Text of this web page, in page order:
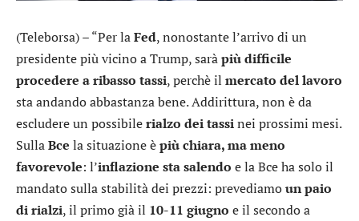
(Teleborsa) – “Per laFed, nonostante l’arrivo di un
presidente più vicino a Trump, saràpiù difficile
procedere a ribasso tassi, perchè il mercato del lavoro
sta andando abbastanza bene. Addirittura, non è da
escludere un possibilerialzo dei tassinei prossimi mesi.
SullaBce la situazione èpiù chiara, ma meno
favorevole: l’inflazione sta salendo e la Bce ha solo il
mandato sulla stabilità dei prezzi: prevediamoun paio
di rialzi, il primo già il 10-11 giugno e il secondo a